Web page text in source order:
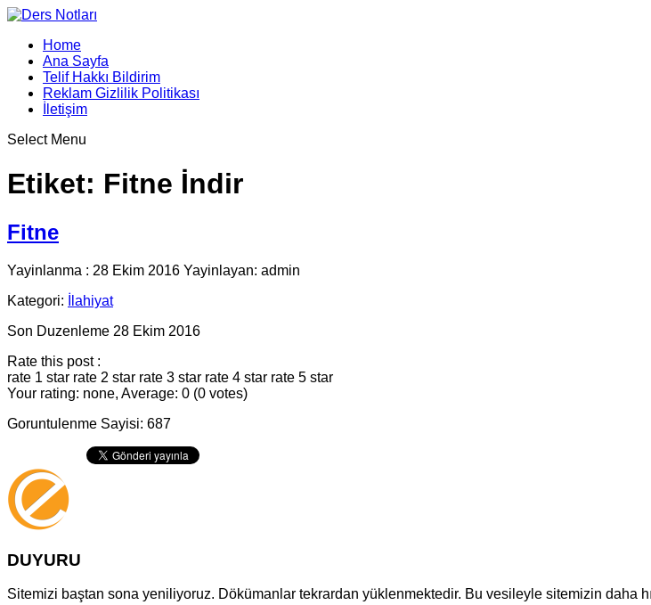
Home
Ana Sayfa
Telif Hakkı Bildirim
Reklam Gizlilik Politikası
İletişim
Select Menu
Etiket: Fitne İndir
Fitne
Yayinlanma : 28 Ekim 2016 Yayinlayan: admin
Kategori:
İlahiyat
Son Duzenleme 28 Ekim 2016
Rate this post :
rate 1 star rate 2 star rate 3 star rate 4 star rate 5 star
Your rating: none, Average: 0 (0 votes)
Goruntulenme Sayisi: 687
DUYURU
Sitemizi baştan sona yeniliyoruz. Dökümanlar tekrardan yüklenmektedir. Bu vesileyle sitemizin daha